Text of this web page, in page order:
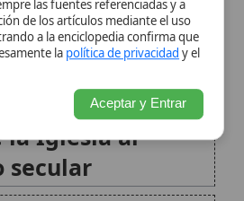
cristiano
roles
ordenación
actuales y